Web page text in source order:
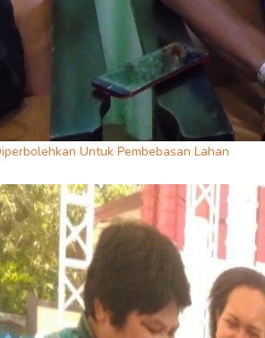
Untuk Pembebasan Lahan